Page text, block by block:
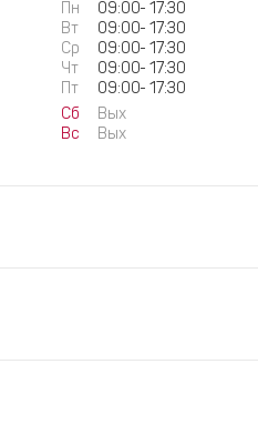
Пн 09:00- 17:30
Вт
09:00- 17:30
Ср
09:00- 17:30
Чт
09:00- 17:30
Пт
09:00- 17:30
Сб
Вых
Вс
Вых